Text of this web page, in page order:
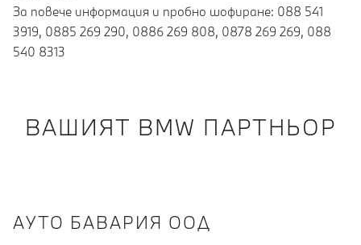
За повече информация и пробно шофиране: 088 541
3919, 0885 269 290, 0886 269 808, 0878 269 269, 088
540 8313
ВАШИЯТ BMW ПАРТНЬОР
АУТО БАВАРИЯ ООД